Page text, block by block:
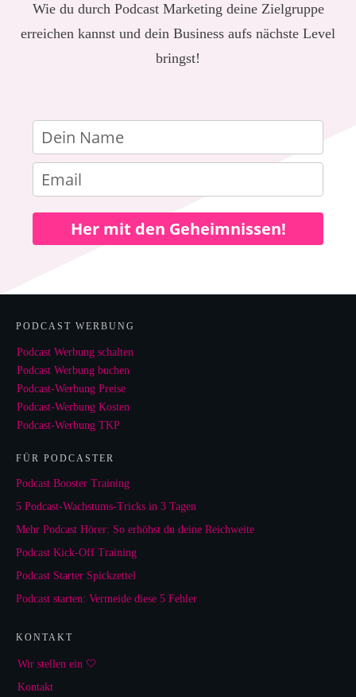
Wie du durch Podcast Marketing deine Zielgruppe
erreichen kannst und dein Business aufs nächste Level
bringst!
Her mit den Geheimnissen!
PODCAST WERBUNG
Podcast Werbung schalten
Podcast Werbung buchen
Podcast-Werbung Preise
Podcast-Werbung Kosten
Podcast-Werbung TKP
FÜR PODCASTER
Podcast Booster Training
5 Podcast-Wachstums-Tricks in 3 Tagen
Mehr Podcast Hörer: So erhöhst du deine Reichweite
Podcast Kick-Off Training
Podcast Starter Spickzettel
Podcast starten: Vermeide diese 5 Fehler
KONTAKT
Wir stellen ein 🤍
Kontakt